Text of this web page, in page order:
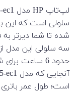
سلولی است که این
شده تا شما دیرتر
حدود 6 ساعت
است؛ طول عمر باتری